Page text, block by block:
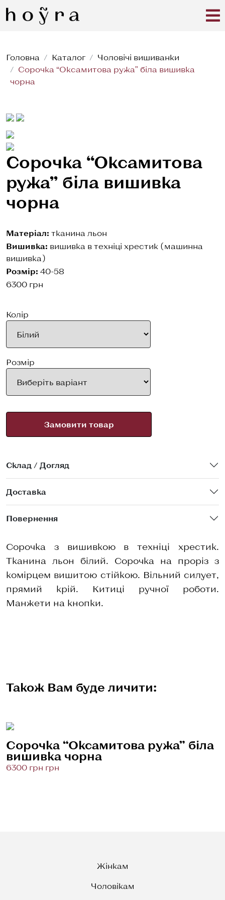
Головна Каталог
Чоловічі вишиванки
Сорочка “Оксамитова ружа” біла вишивка
чорна
Сорочка “Оксамитова
ружа” біла вишивка
чорна
Матеріал: тканина льон
Вишивка: вишивка в техніці хрестик (машинна
вишивка)
Розмір: 40-58
6300 грн
Колір
Розмір
Замовити товар
Склад / Догляд
Доставка
Повернення
Сорочка з вишивкою в техніці хрестик.
Тканина льон білий. Сорочка на проріз з
комірцем вишитою стійкою. Вільний силует,
прямий крій. Китиці ручної роботи.
Манжети на кнопки.
Також Вам буде личити:
Сорочка “Оксамитова ружа” біла
вишивка чорна
6300 грн грн
Жінкам
Чоловікам